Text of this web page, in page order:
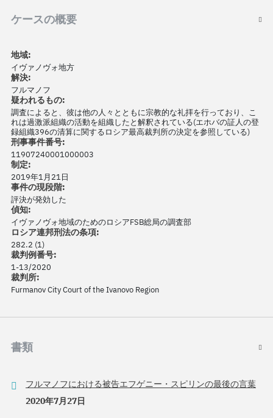
ケースの概要
地域:
イヴァノヴォ地方
解決:
フルマノフ
疑われるもの:
調査によると、彼は他の人々とともに宗教的な礼拝を行っており、こ
れは過激派組織の活動を組織したと解釈されている(エホバの証人の登
録組織396の清算に関するロシア最高裁判所の決定を参照している)
刑事事件番号:
11907240001000003
制定:
2019年1月21日
事件の現段階:
評決が発効した
偵知:
イヴァノヴォ地域のためのロシアFSB総局の調査部
ロシア連邦刑法の条項:
282.2 (1)
裁判例番号:
1-13/2020
裁判所:
Furmanov City Court of the Ivanovo Region
書類
フルマノフにおける被告エフゲニー・スピリンの最後の言葉
2020年7月27日